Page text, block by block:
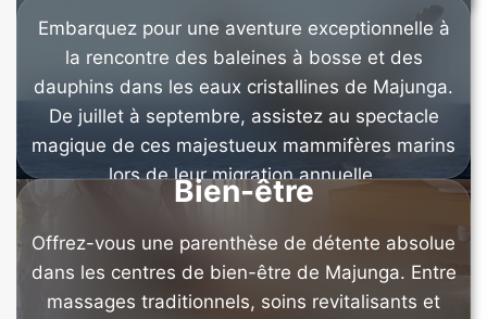
Embarquez pour une aventure exceptionnelle à
la rencontre des baleines à bosse et des
dauphins dans les eaux cristallines de Majunga.
De juillet à septembre, assistez au spectacle
magique de ces majestueux mammifères marins
lors de leur migration annuelle.
Bien-être
Offrez-vous une parenthèse de détente absolue
dans les centres de bien-être de Majunga. Entre
massages traditionnels, soins revitalisants et